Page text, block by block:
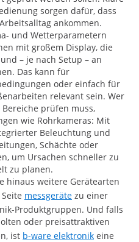
sorgen dafür, dass
ankommen.
und Wetterparametern
mit großem Display, die
– je nach Setup – an
Das kann für
oder einfach für
relevant sein. Wer
prüfen muss,
wie Rohrkameras: Mit
Beleuchtung und
Schächte oder
um Ursachen schneller zu
zu planen.
hinaus weitere Gerätearten
messgeräte zu einer
Produktgruppen. Und falls
oder preisattraktiven
ist b-ware elektronik eine